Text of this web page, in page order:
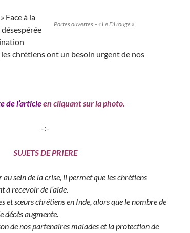
Portes ouvertes – « Le Fil rouge »
Face à la
chrétiens ont un besoin urgent de nos
de l’articleen cliquant sur la photo.
-:-
SUJETS DE PRIERE
sein de la crise, il permet que les chrétiens
à recevoir de l’aide.
et sœurs chrétiens en Inde, alors que le nombre de
décès augmente.
de nos partenaires malades et la protection de